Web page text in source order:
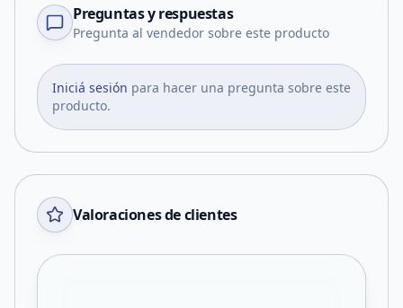
Preguntas y respuestas
Pregunta al vendedor sobre este producto
Iniciá sesión para hacer una pregunta sobre este
producto.
Valoraciones de clientes